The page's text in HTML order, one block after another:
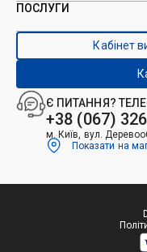
Є ПИТАННЯ?
+38 (067)
м. Київ, вул.
Показати на
Про нас
Каталоги
Контакти
ПОСЛУГИ
Виробництво ущільнень
Виробництво
Ремонт гідроциліндрів
Ремонт і виготовлення
Ремонт техніки
Гідрофікація авто
Кабінет